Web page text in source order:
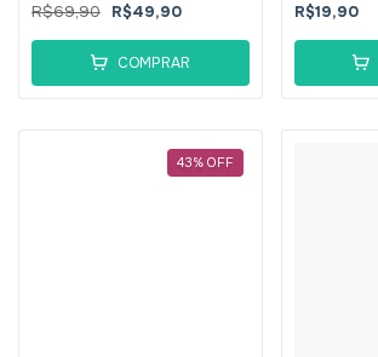
R$69,90 R$49,90
COMPRAR
R$19,90
43% OFF